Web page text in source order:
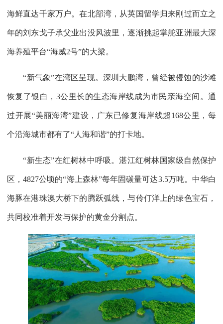
海鲜直达千家万户。在北部湾，从英国留学归来刚过而立之
年的刘东戈子承父业出没风波里，逐渐挑起掌舵亚洲最大深
海养殖平台“海威2号”的大梁。
“新气象”在湾区呈现。深圳大鹏湾，曾经被侵蚀的沙滩
恢复了银白，3公里长的生态海岸线成为市民亲海空间。通
过开展“美丽海湾”建设，广东已修复海岸线超168公里，每
个沿海城市都有了“人海和谐”的打卡地。
“新生态”在红树林中呼吸。湛江红树林国家级自然保护
区，4827公顷的“海上森林”每年固碳量可达3.5万吨。中华白
海豚在港珠澳大桥下的腾跃弧线，与伶仃洋上的绿色宝石，
共同校准着开发与保护的黄金分割点。